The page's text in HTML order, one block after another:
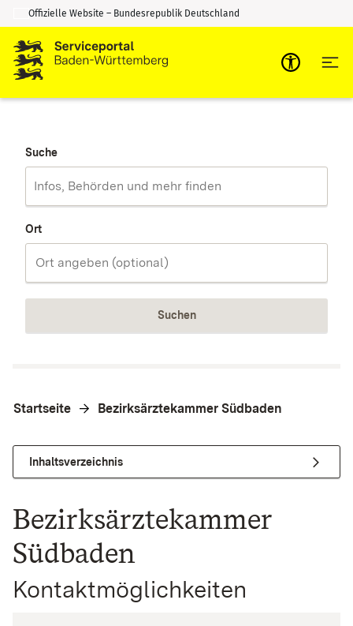
Zum Inhalt springen
Zur Suche springen
Offizielle Website – Bundesrepublik Deutschland
Suche
Ort
Suchen
Startseite Bezirksärztekammer Südbaden
Inhaltsverzeichnis
Bezirksärztekammer
Südbaden
Kontaktmöglichkeiten